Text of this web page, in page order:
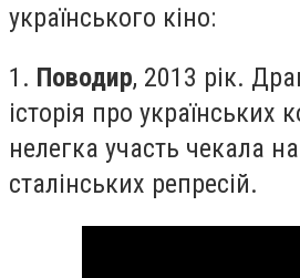
українського кіно:
1. Поводир, 2013 рік.
історія про українських
нелегка участь чекала
сталінських репресій.